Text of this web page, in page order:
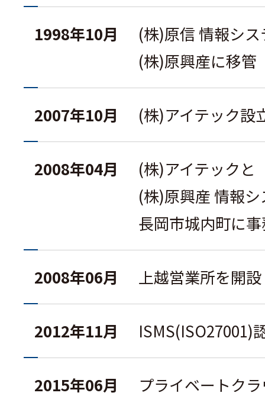
1998年10月
(株)原信 情報シ
(株)原興産に移管
2007年10月 (株)アイテック設
2008年04月
(株)アイテックと
(株)原興産 情報
長岡市城内町に
2008年06月 上越営業所を開設
2012年11月 ISMS(ISO27001)
2015年06月 プライベートク